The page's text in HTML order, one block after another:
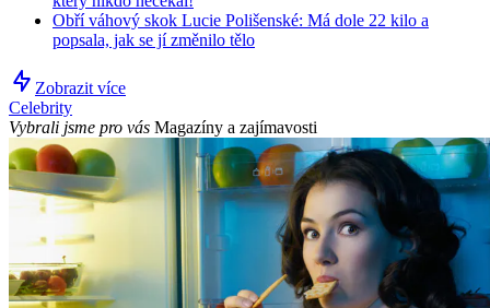
Obří váhový skok Lucie Polišenské: Má dole 22 kilo a
popsala, jak se jí změnilo tělo
Zobrazit více
Celebrity
Vybrali jsme pro vás Magazíny a zajímavosti